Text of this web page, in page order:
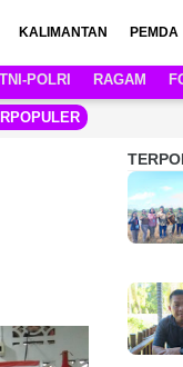
KALIMANTAN PEMDA
TNI-POLRI RAGAM